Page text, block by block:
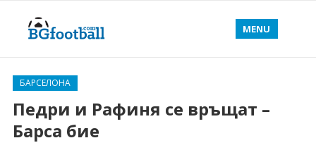
MENU
БАРСЕЛОНА
Педри и Рафиня се връщат –
Барса бие